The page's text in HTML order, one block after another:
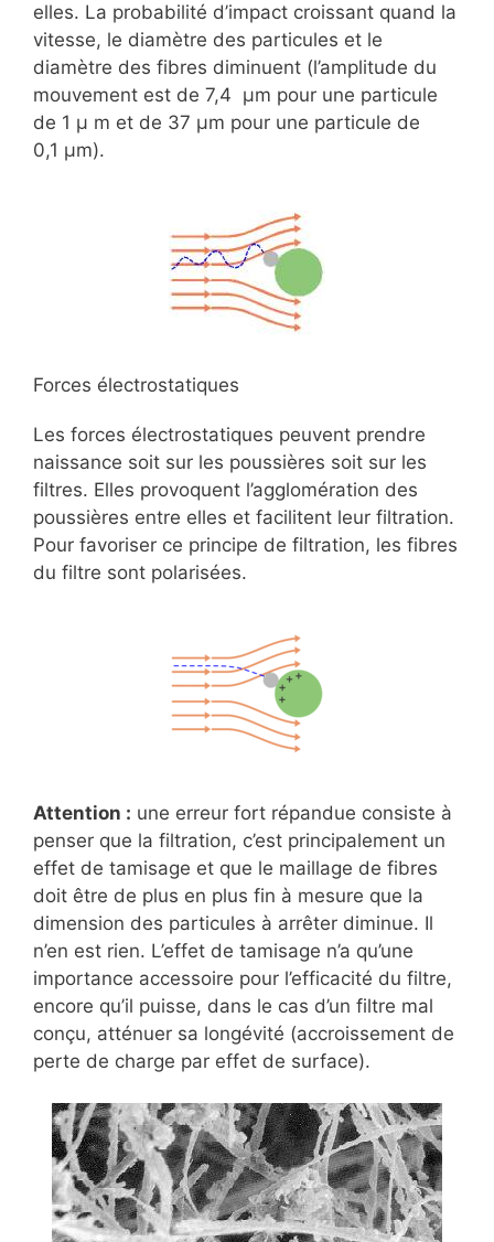
elles. La probabilité d’impact croissant quand la
vitesse, le diamètre des particules et le
diamètre des fibres diminuent (l’amplitude du
mouvement est de 7,4 μm pour une particule
de 1 μ m et de 37 μm pour une particule de
0,1 μm).
Forces électrostatiques
Les forces électrostatiques peuvent prendre
naissance soit sur les poussières soit sur les
filtres. Elles provoquent l’agglomération des
poussières entre elles et facilitent leur filtration.
Pour favoriser ce principe de filtration, les fibres
du filtre sont polarisées.
Attention : une erreur fort répandue consiste à
penser que la filtration, c’est principalement un
effet de tamisage et que le maillage de fibres
doit être de plus en plus fin à mesure que la
dimension des particules à arrêter diminue. Il
n’en est rien. L’effet de tamisage n’a qu’une
importance accessoire pour l’efficacité du filtre,
encore qu’il puisse, dans le cas d’un filtre mal
conçu, atténuer sa longévité (accroissement de
perte de charge par effet de surface).